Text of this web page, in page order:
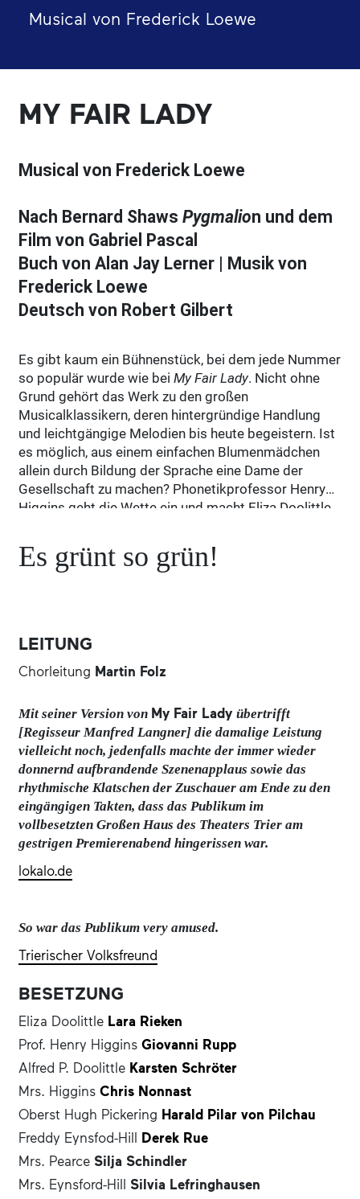
Musical von Frederick Loewe
MY FAIR LADY
Musical von Frederick Loewe
Nach Bernard ShawsPygmalion und dem
Film von Gabriel Pascal
Buch von Alan Jay Lerner | Musik von
Frederick Loewe
Deutsch von Robert Gilbert
Es gibt kaum ein Bühnenstück, bei dem jede Nummer
so populär wurde wie beiMy Fair Lady. Nicht ohne
Grund gehört das Werk zu den großen
Musicalklassikern, deren hintergründige Handlung
und leichtgängige Melodien bis heute begeistern. Ist
es möglich, aus einem einfachen Blumenmädchen
allein durch Bildung der Sprache eine Dame der
Gesellschaft zu machen? Phonetikprofessor Henry
Higgins geht die Wette ein und macht Eliza Doolittle
wissenschaftlichen Objekt. Tag und Nacht quält er
sie mit absurden Sprachübungen: „Es grünt so grün,
Frage: Wer hat hier wen wie verändert, und was ist es,
seiner eingängigen, abwechslungsreichen und
Tänzen und aufwändiger Ausstattung sind es vor
allem die genialen Dialoge und der charmante Witz,
die aus dem pointiert satirischen Sittengemälde eine
starke Liebesgeschichte entwickeln.
Es grünt so grün!
LEITUNG
Chorleitung Martin Folz
Mit seiner Version von My Fair Ladyübertrifft
[Regisseur Manfred Langner] die damalige Leistung
vielleicht noch, jedenfalls machte der immer wieder
donnernd aufbrandende Szenenapplaus sowie das
rhythmische Klatschen der Zuschauer am Ende zu den
eingängigen Takten, dass das Publikum im
vollbesetzten Großen Haus des Theaters Trier am
gestrigen Premierenabend hingerissen war.
lokalo.de
So war das Publikum very amused.
Trierischer Volksfreund
BESETZUNG
Eliza Doolittle Lara Rieken
Prof. Henry Higgins Giovanni Rupp
Alfred P. Doolittle Karsten Schröter
Mrs. Higgins Chris Nonnast
Oberst Hugh Pickering Harald Pilar von Pilchau
Freddy Eynsfod-Hill
Derek Rue
Mrs. Pearce Silja Schindler
Mrs. Eynsford-Hill
Silvia Lefringhausen